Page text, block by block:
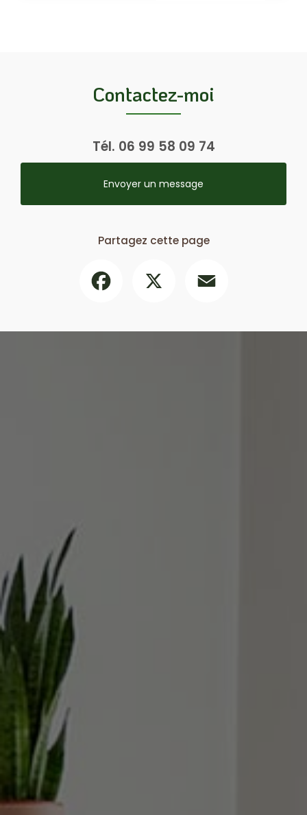
Contactez-moi
Tél. 06 99 58 09 74
Envoyer un message
Partagez cette page